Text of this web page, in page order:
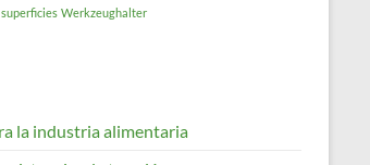
Werkzeughalter
la industria alimentaria